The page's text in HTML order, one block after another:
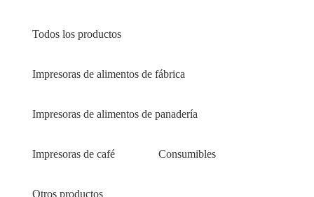
Todos los productos
Impresoras de alimentos de fábrica
Impresoras de alimentos de panadería
Impresoras de café Consumibles
Otros productos